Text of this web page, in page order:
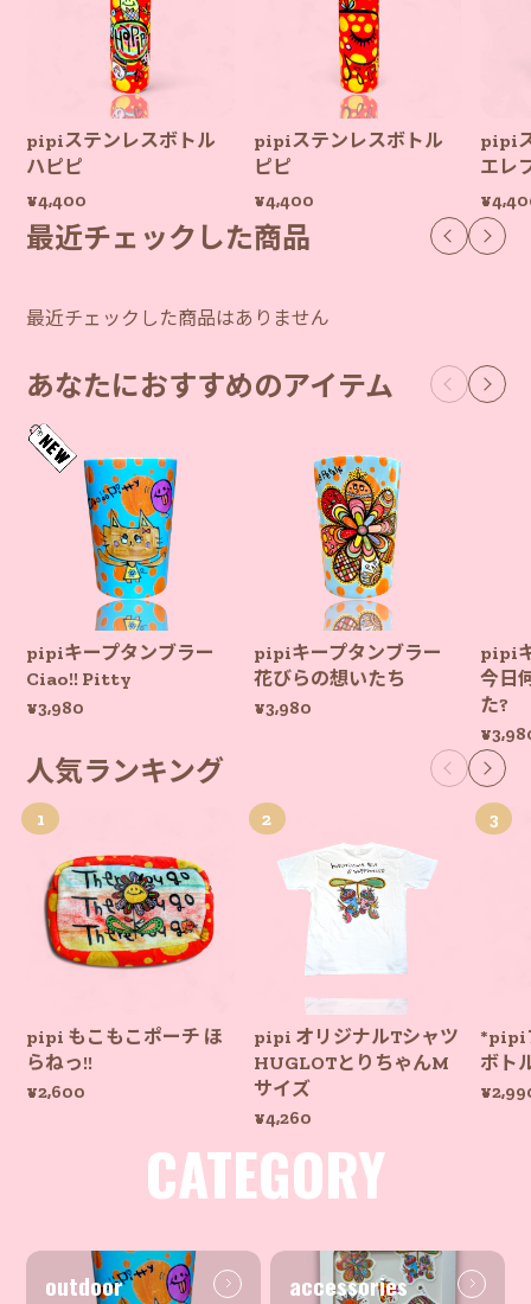
pipiステンレスボトル
ハピピ
¥4,400
pipiステンレスボトル
ピピ
¥4,400
pipi
エレ
最近チェックした商品
最近チェックした商品はありません
あなたにおすすめのアイテム
pipiキープタンブラー
Ciao!! Pitty
¥3,980
pipiキープタンブラー
花びらの想いたち
¥3,980
pipi
今日
た?
人気ランキング
pipi もこもこポーチ ほ
らねっ!!
¥2,600
pipi オリジナルTシャツ
HUGLOTとりちゃんM
サイズ
¥4,260
*pipi
ボト
CATEGORY
outdoor accessories